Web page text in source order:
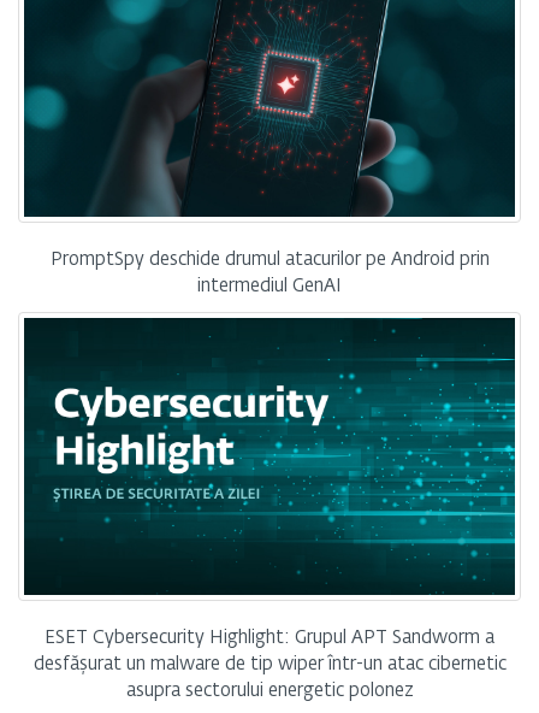
PromptSpy deschide drumul atacurilor pe Android prin
intermediul GenAI
ESET Cybersecurity Highlight: Grupul APT Sandworm a
desfășurat un malware de tip wiper într-un atac cibernetic
asupra sectorului energetic polonez